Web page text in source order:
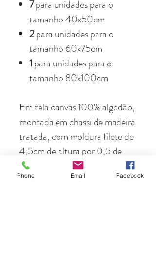
7para unidades para o
tamanho 40x50cm
2para unidades para o
tamanho 60x75cm
1 para unidades para o
tamanho 80x100cm
Em tela canvas 100% algodão,
montada em chassi de madeira
tratada, com moldura filete de
4,5cm de altura por 0,5 de
perfil. Preta, branca ou
madeira
Phone Email Facebook